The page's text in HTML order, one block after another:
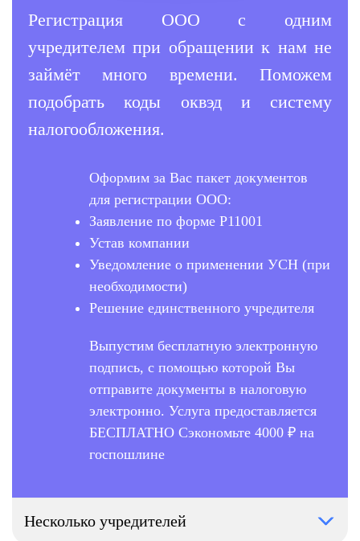
Регистрация ООО с одним
учредителем при обращении к нам не
займёт много времени. Поможем
подобрать коды оквэд и систему
налогообложения.
Оформим за Вас пакет документов
для регистрации ООО:
Заявление по форме Р11001
Устав компании
Уведомление о применении УСН (при
необходимости)
Решение единственного учредителя
Выпустим бесплатную электронную
подпись, с помощью которой Вы
отправите документы в налоговую
электронно. Услуга предоставляется
БЕСПЛАТНО Сэкономьте 4000 ₽ на
госпошлине
Несколько учредителей